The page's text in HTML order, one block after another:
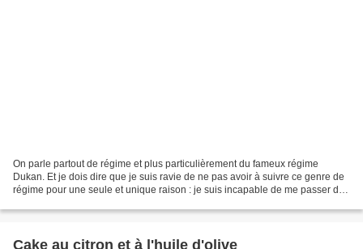
On parle partout de régime et plus particulièrement du fameux régime
Dukan. Et je dois dire que je suis ravie de ne pas avoir à suivre ce genre de
régime pour une seule et unique raison : je suis incapable de me passer de
Cake au citron et à l'huile d'olive